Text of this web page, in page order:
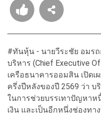
#ทันหุ้น - นายวีระชัย อมรถ
บริหาร (Chief Executive
เครือธนาคารออมสิน เปิดเ
ครึ่งปีหลังของปี 2569 ว่า
ในการช่วยบรรเทาปัญหาห
เงิน และเป็นอีกหนึ่งช่องท